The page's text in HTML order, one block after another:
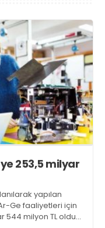
253,5 milyar
yapılan
Ge faaliyetleri için
milyon TL oldu.